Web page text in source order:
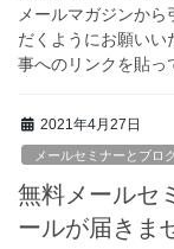
メールマガジンか
だくようにお願い
事へのリンクを貼
2021年4月27日
メールセミナーとブロ
無料メールセ
ールが届きま